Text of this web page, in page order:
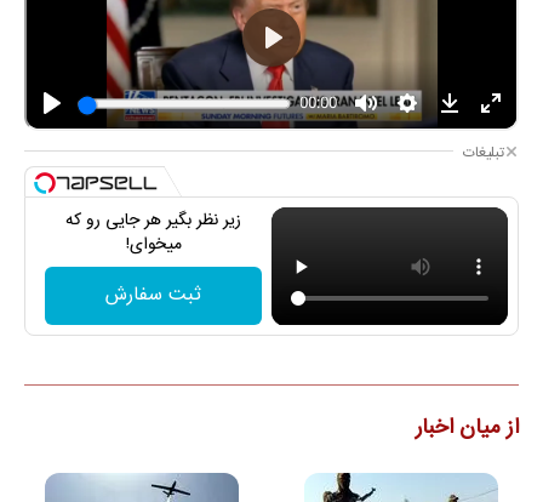
تبلیغات
زیر نظر بگیر هر جایی رو که
میخوای!
ثبت سفارش
از میان اخبار